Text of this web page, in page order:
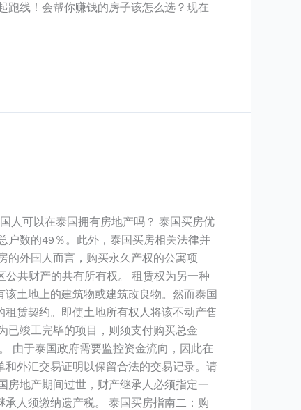
跑线！会帮你赚钱的房子该怎么选？现在
人可以在泰国拥有房地产吗？ 泰国买房优
户数的49％。此外，泰国买房相关法律并
的外国人而言，购买永久产权的公寓项
共财产的共有所有权。 租赁权为另一种
土地上的建筑物或建筑改良物。然而泰国
赁契约。即使土地所有权人将该不动产售
已竣工完毕的项目，则须支付购买总金
由于泰国政府需要监控资金流向，因此在
外汇交易证明以保留合法的交易记录。请
房地产期间过世，财产继承人必须指定一
人须缴纳遗产税。 泰国买房指南二：购